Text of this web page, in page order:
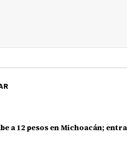
a 12 pesos en Michoacán; entra